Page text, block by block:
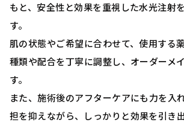
もと、安全性と効果を重視した水光注射
す。
肌の状態やご希望に合わせて、使用する
種類や配合を丁寧に調整し、オーダーメ
す。
また、施術後のアフターケアにも力を入
担を抑えながら、しっかりと効果を引き